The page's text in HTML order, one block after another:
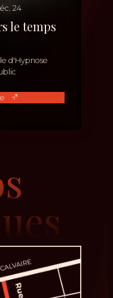
24
le temps
d'Hypnose